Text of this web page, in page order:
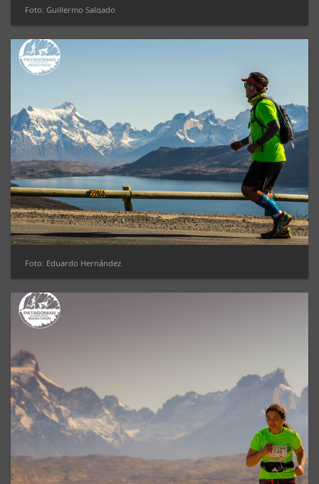
Foto: Guillermo Salgado
Foto: Eduardo Hernández